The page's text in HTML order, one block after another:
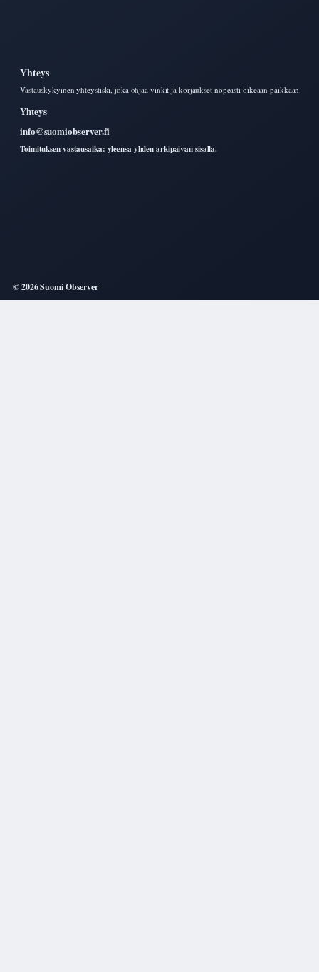
Yhteys
Vastauskykyinen yhteystiski, joka ohjaa vinkit ja korjaukset nopeasti oikeaan paikkaan.
Yhteys
info@suomiobserver.fi
Toimituksen vastausaika: yleensa yhden arkipaivan sisalla.
© 2026 Suomi Observer